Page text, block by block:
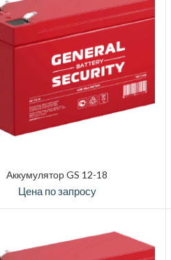
Аккумулятор GS 12-18
Цена по запросу